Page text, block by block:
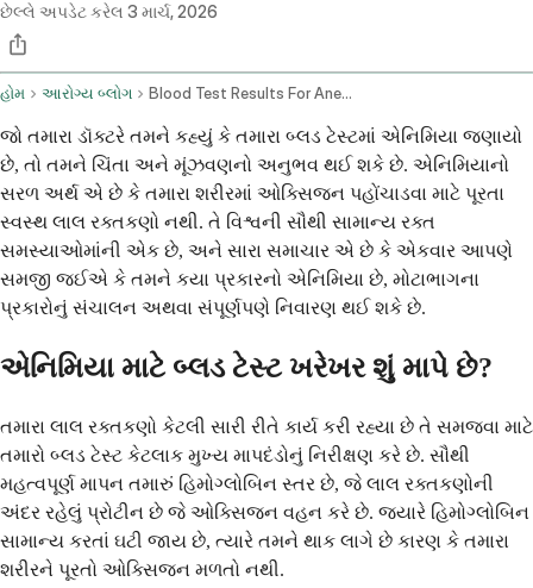
છેલ્લે અપડેટ કરેલ 3 માર્ચ, 2026
હોમ આરોગ્ય બ્લોગ Blood Test Results For Anemia Diagnosis And Management
જો તમારા ડૉક્ટરે તમને કહ્યું કે તમારા બ્લડ ટેસ્ટમાં એનિમિયા જણાયો
છે, તો તમને ચિંતા અને મૂંઝવણનો અનુભવ થઈ શકે છે. એનિમિયાનો
સરળ અર્થ એ છે કે તમારા શરીરમાં ઓક્સિજન પહોંચાડવા માટે પૂરતા
સ્વસ્થ લાલ રક્તકણો નથી. તે વિશ્વની સૌથી સામાન્ય રક્ત
સમસ્યાઓમાંની એક છે, અને સારા સમાચાર એ છે કે એકવાર આપણે
સમજી જઈએ કે તમને કયા પ્રકારનો એનિમિયા છે, મોટાભાગના
પ્રકારોનું સંચાલન અથવા સંપૂર્ણપણે નિવારણ થઈ શકે છે.
એનિમિયા માટે બ્લડ ટેસ્ટ ખરેખર શું માપે છે?
તમારા લાલ રક્તકણો કેટલી સારી રીતે કાર્ય કરી રહ્યા છે તે સમજવા માટે
તમારો બ્લડ ટેસ્ટ કેટલાક મુખ્ય માપદંડોનું નિરીક્ષણ કરે છે. સૌથી
મહત્વપૂર્ણ માપન તમારું હિમોગ્લોબિન સ્તર છે, જે લાલ રક્તકણોની
અંદર રહેલું પ્રોટીન છે જે ઓક્સિજન વહન કરે છે. જ્યારે હિમોગ્લોબિન
સામાન્ય કરતાં ઘટી જાય છે, ત્યારે તમને થાક લાગે છે કારણ કે તમારા
શરીરને પૂરતો ઓક્સિજન મળતો નથી.